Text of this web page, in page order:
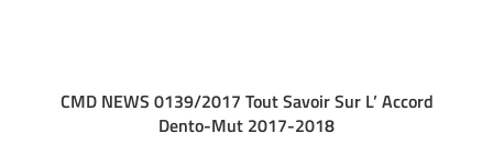
CMD NEWS 0139/2017 Tout Savoir Sur L’ Accord
Dento-Mut 2017-2018